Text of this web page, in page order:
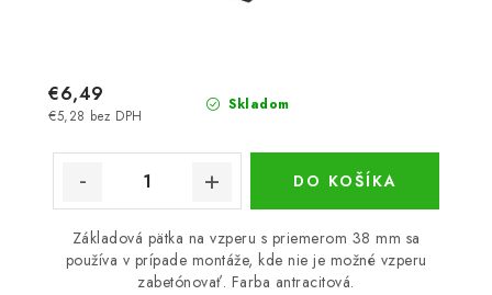
Skladom
€5,28 bez DPH
€6,49
DO KOŠÍKA
Základová pätka na vzperu s priemerom 38 mm sa
používa v prípade montáže, kde nie je možné vzperu
zabetónovať. Farba antracitová.